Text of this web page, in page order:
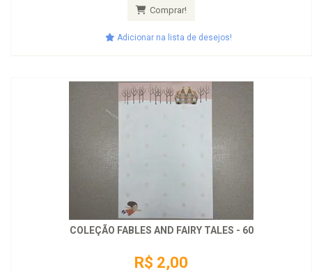
Comprar!
Adicionar na lista de desejos!
COLEÇÃO FABLES AND FAIRY TALES - 60
R$ 2,00